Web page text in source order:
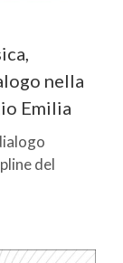
nella
Emilia
del